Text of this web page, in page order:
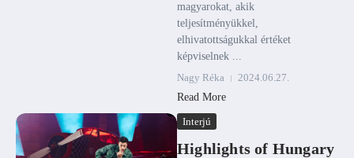
magyarokat, akik
teljesítményükkel,
elhivatottságukkal értéket
képviselnek ...
Nagy Réka
2024.06.27.
Read More
Interjú
Highlights of Hungary